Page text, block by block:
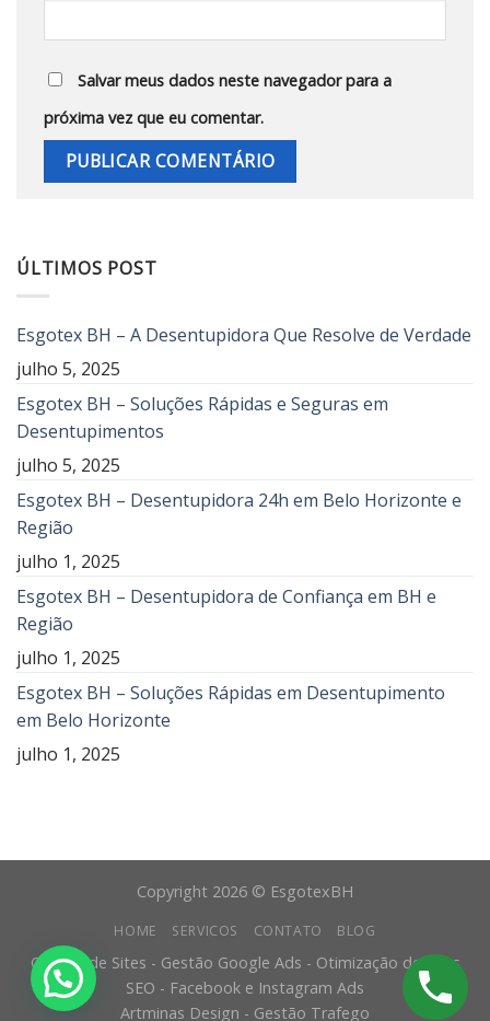
Salvar meus dados neste navegador para a
próxima vez que eu comentar.
ÚLTIMOS POST
Esgotex BH – A Desentupidora Que Resolve de Verdade
julho 5, 2025
Esgotex BH – Soluções Rápidas e Seguras em
Desentupimentos
julho 5, 2025
Esgotex BH – Desentupidora 24h em Belo Horizonte e
Região
julho 1, 2025
Esgotex BH – Desentupidora de Confiança em BH e
Região
julho 1, 2025
Esgotex BH – Soluções Rápidas em Desentupimento
em Belo Horizonte
julho 1, 2025
Copyright 2026 © EsgotexBH
HOME SERVICOS CONTATO BLOG
Criação de Sites - Gestão Google Ads - Otimização de Sites
SEO - Facebook e Instagram Ads
Artminas Design - Gestão Trafego